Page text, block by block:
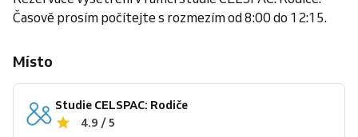
Časově prosím počítejte s rozmezím od 8:00 do 12:15.
Místo
Studie CELSPAC: Rodiče
4.9 / 5